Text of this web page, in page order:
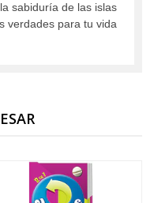
sabiduría de las islas
verdades para tu vida